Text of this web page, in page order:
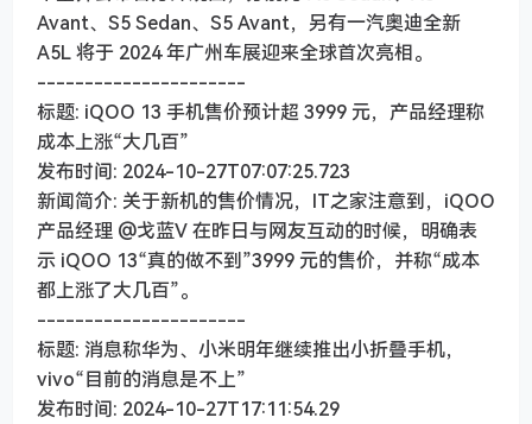
Avant、S5 Sedan、S5 Avant，另有一汽奥迪全新
A5L 将于 2024 年广州车展迎来全球首次亮相。
----------------------
标题: iQOO 13 手机售价预计超 3999 元，产品经理称
成本上涨“大几百”
发布时间: 2024-10-27T07:07:25.723
新闻简介: 关于新机的售价情况，IT之家注意到，iQOO
产品经理 @戈蓝V 在昨日与网友互动的时候，明确表
示 iQOO 13“真的做不到”3999 元的售价，并称“成本
都上涨了大几百”。
----------------------
标题: 消息称华为、小米明年继续推出小折叠手机，
vivo“目前的消息是不上”
发布时间: 2024-10-27T17:11:54.29